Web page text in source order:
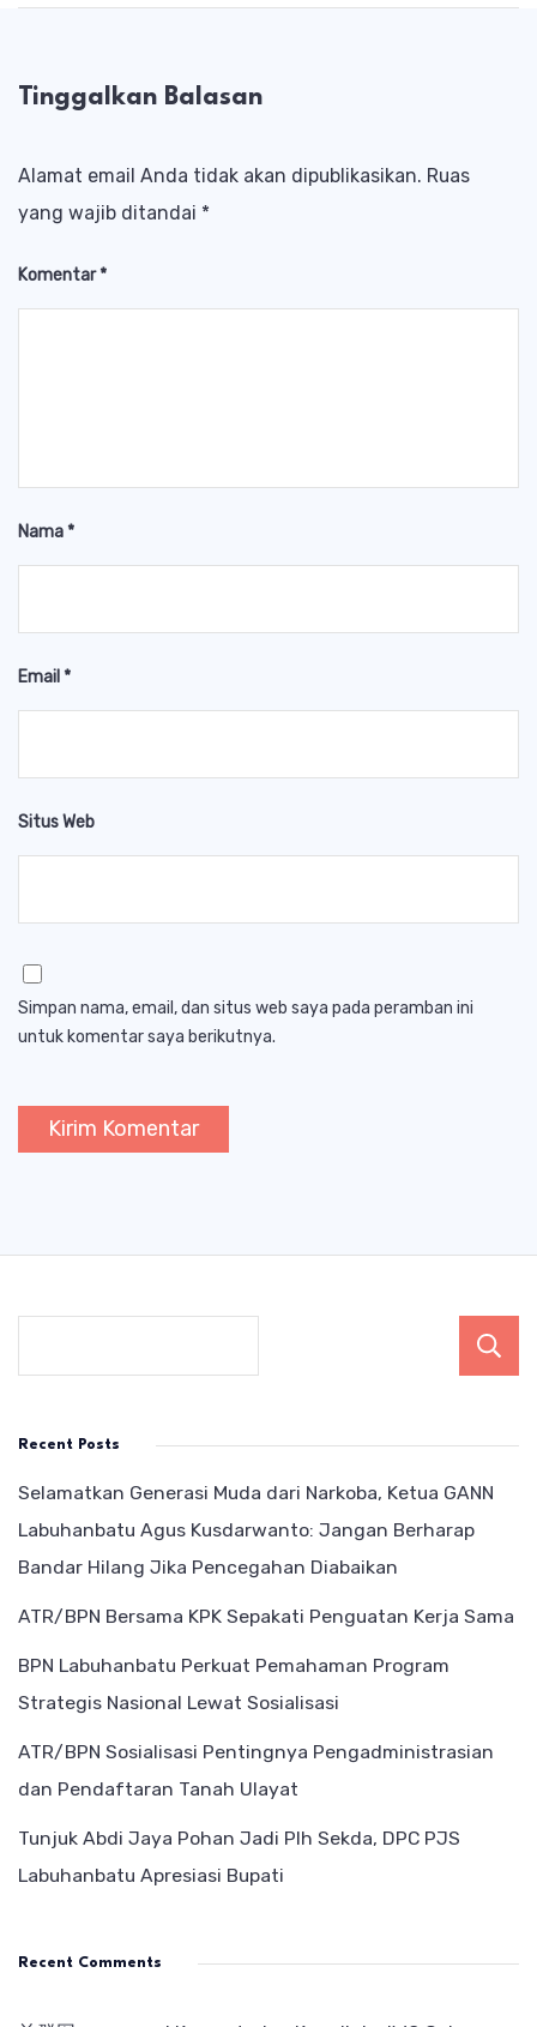
Tinggalkan Balasan
Alamat email Anda tidak akan dipublikasikan. Ruas
yang wajib ditandai *
Komentar*
Nama*
Email *
Situs Web
Simpan nama, email, dan situs web saya pada peramban ini
untuk komentar saya berikutnya.
Recent Posts
Selamatkan Generasi Muda dari Narkoba, Ketua GANN
Labuhanbatu Agus Kusdarwanto: Jangan Berharap
Bandar Hilang Jika Pencegahan Diabaikan
ATR/BPN Bersama KPK Sepakati Penguatan Kerja Sama
BPN Labuhanbatu Perkuat Pemahaman Program
Strategis Nasional Lewat Sosialisasi
ATR/BPN Sosialisasi Pentingnya Pengadministrasian
dan Pendaftaran Tanah Ulayat
Tunjuk Abdi Jaya Pohan Jadi Plh Sekda, DPC PJS
Labuhanbatu Apresiasi Bupati
Recent Comments